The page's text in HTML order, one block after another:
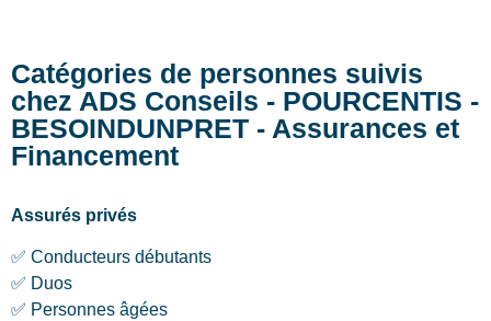
Catégories de personnes suivis
chez ADS Conseils - POURCENTIS -
BESOINDUNPRET - Assurances et
Financement
Assurés privés
✅ Conducteurs débutants
✅ Duos
✅ Personnes âgées